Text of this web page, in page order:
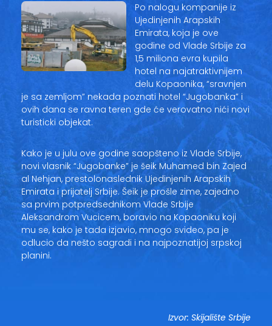
Po nalogu kompanije iz
Ujedinjenih Arapskih
Emirata, koja je ove
godine od Vlade Srbije za
1,5 miliona evra kupila
hotel na najatraktivnijem
delu Kopaonika, “sravnjen
je sa zemljom” nekada poznati hotel “Jugobanka” i
ovih dana se ravna teren gde će verovatno nići novi
turisticki objekat.
Kako je u julu ove godine saopšteno iz Vlade Srbije,
novi vlasnik “Jugobanke” je šeik Muhamed bin Zajed
al Nehjan, prestolonaslednik Ujedinjenih Arapskih
Emirata i prijatelj Srbije. Šeik je prošle zime, zajedno
sa prvim potpredsednikom Vlade Srbije
Aleksandrom Vucicem, boravio na Kopaoniku koji
mu se, kako je tada izjavio, mnogo svideo, pa je
odlucio da nešto sagradi i na najpoznatijoj srpskoj
planini.
Izvor: Skijalište Srbije